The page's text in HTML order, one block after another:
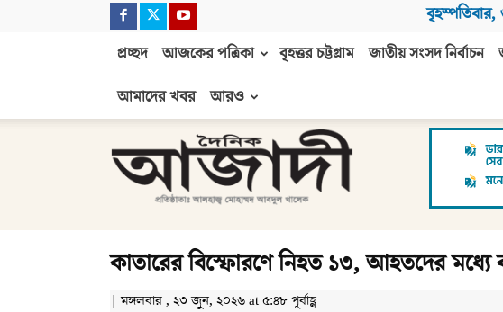
বৃহস্পতিবার,
প্রচ্ছদ আজকের পত্রিকা বৃহত্তর চট্টগ্রাম জাতীয় সংসদ নির্বাচন
আমাদের খবর
আরও
আজাদী
কাতারের বিস্ফোরণে নিহত ১৩, আহতদের মধ্যে
| মঙ্গলবার , ২৩ জুন, ২০২৬ at ৫:৪৮ পূর্বাহ্ণ